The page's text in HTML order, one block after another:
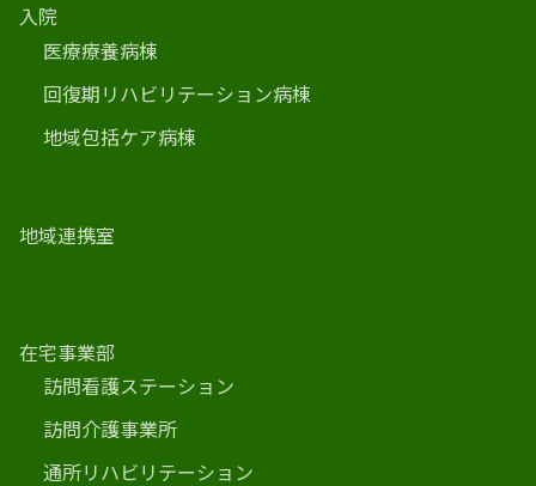
入院
医療療養病棟
回復期リハビリテーション病棟
地域包括ケア病棟
地域連携室
在宅事業部
訪問看護ステーション
訪問介護事業所
通所リハビリテーション